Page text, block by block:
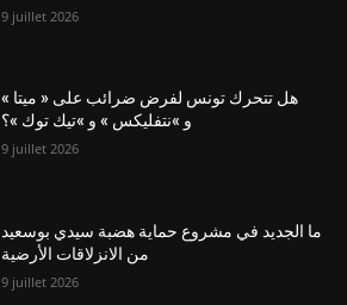
9 juillet 2026
هل تتحرك تونس لفرض ضرائب على « ميتا »
و »نتفليكس » و »تيك توك »؟
9 juillet 2026
ما الجديد في مشروع حماية هضبة سيدي بوسعيد
من الانزلاقات الأرضية
9 juillet 2026